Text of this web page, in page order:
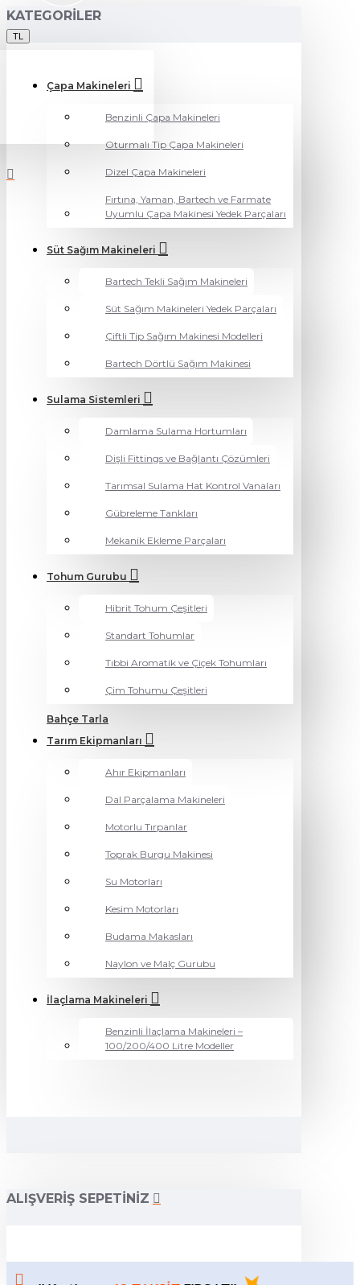
KATEGORILER
TL
Çapa Makineleri
Benzinli Çapa Makineleri
Oturmalı Tip Çapa Makineleri
Dizel Çapa Makineleri
Fırtına, Yaman, Bartech ve Farmate
Uyumlu Çapa Makinesi Yedek Parçaları
Süt Sağım Makineleri
Bartech Tekli Sağım Makineleri
Süt Sağım Makineleri Yedek Parçaları
Çiftli Tip Sağım Makinesi Modelleri
Bartech Dörtlü Sağım Makinesi
Sulama Sistemleri
Damlama Sulama Hortumları
Dişli Fittings ve Bağlantı Çözümleri
Tarımsal Sulama Hat Kontrol Vanaları
Gübreleme Tankları
Mekanik Ekleme Parçaları
Tohum Gurubu
Hibrit Tohum Çeşitleri
Standart Tohumlar
Tıbbi Aromatik ve Çiçek Tohumları
Çim Tohumu Çeşitleri
Bahçe Tarla
Tarım Ekipmanları
Ahır Ekipmanları
Dal Parçalama Makineleri
Motorlu Tırpanlar
Toprak Burgu Makinesi
Su Motorları
Kesim Motorları
Budama Makasları
Naylon ve Malç Gurubu
İlaçlama Makineleri
Benzinli İlaçlama Makineleri –
100/200/400 Litre Modeller
ALIŞVERIŞ SEPETINIZ